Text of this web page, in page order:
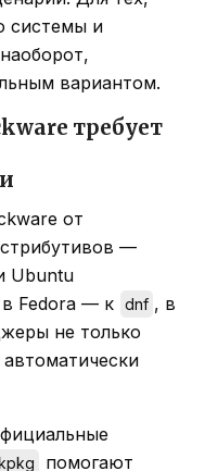
системы и
вариантом.
требует
от
—
Ubuntu
Fedora — к dnf , в
не только
помогают